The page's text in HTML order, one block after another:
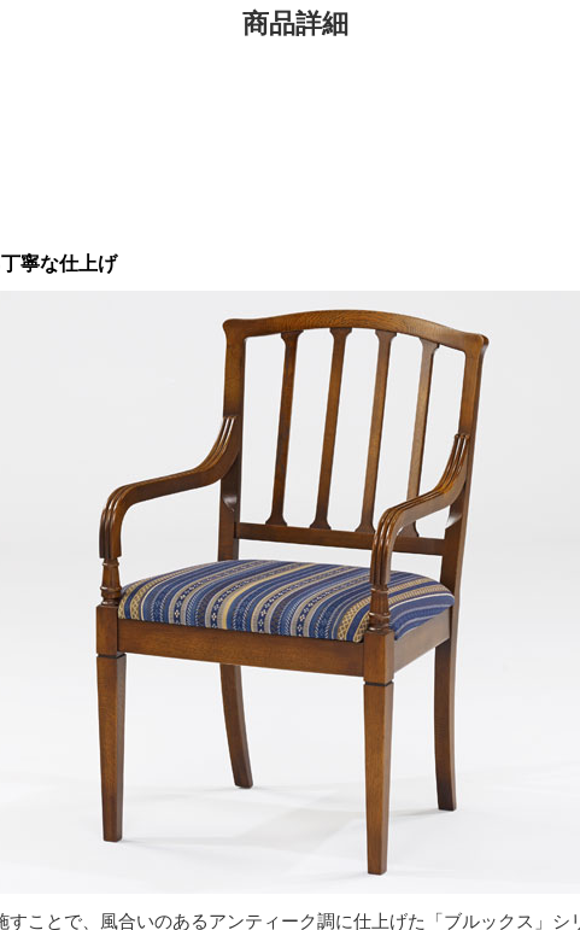
商品詳細
寧な仕上げ
ことで、風合いのあるアンティーク調に仕上げた「ブルックス」シ